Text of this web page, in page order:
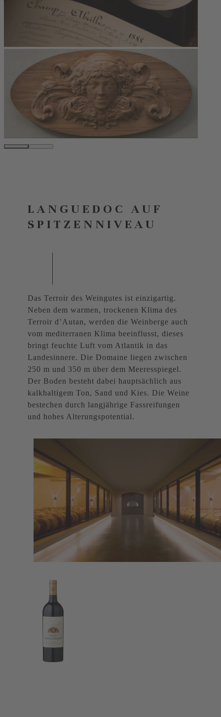
LANGUEDOC AUF
SPITZENNIVEAU
Das Terroir des Weingutes ist einzigartig.
Neben dem warmen, trockenen Klima des
Terroir d’Autan, werden die Weinberge auch
vom mediterranen Klima beeinflusst, dieses
bringt feuchte Luft vom Atlantik in das
Landesinnere. Die Domaine liegen zwischen
250 m und 350 m über dem Meeresspiegel.
Der Boden besteht dabei hauptsächlich aus
kalkhaltigem Ton, Sand und Kies. Die Weine
bestechen durch langjährige Fassreifungen
und hohes Alterungspotential.